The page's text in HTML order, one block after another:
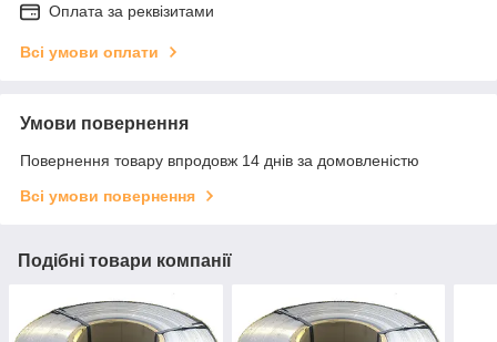
Оплата за реквізитами
Всі умови оплати
Умови повернення
Повернення товару впродовж 14 днів за домовленістю
Всі умови повернення
Подібні товари компанії